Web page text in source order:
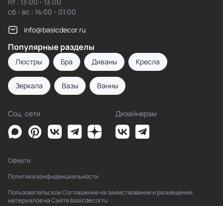
сб - вс : 14:00 - 01:00
info@basicdecor.ru
Популярные разделы
Люстры Бра Диваны Кресла
Зеркала Вазы Ванны
Соц. сети Дизайнерам
Оферта
Политика конфиденциальности
Пользовательское Соглашение на заимствование и размещение
материалов на Сайте basicdecor.ru